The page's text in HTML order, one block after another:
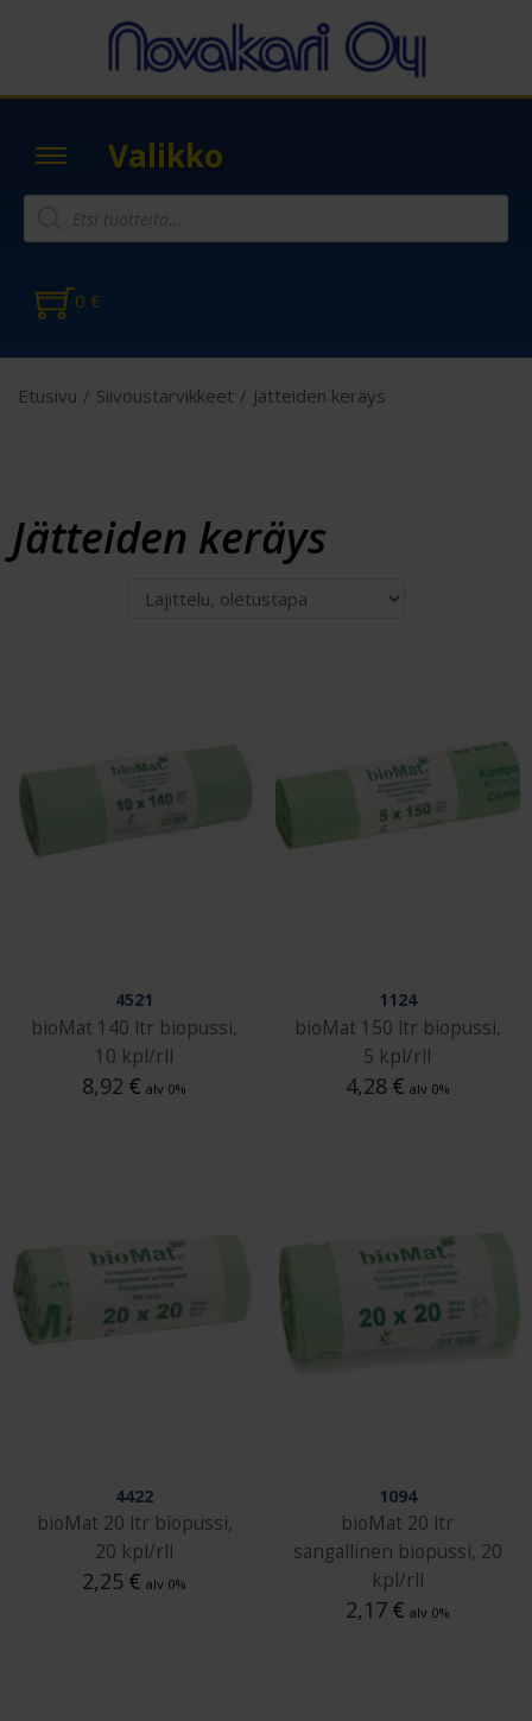
Valikko
0 €
Etusivu / Siivoustarvikkeet / Jätteiden keräys
Jätteiden keräys
4521
bioMat 140 ltr biopussi,
10 kpl/rll
8,92 € alv 0%
1124
bioMat 150 ltr biopussi,
5 kpl/rll
4,28 € alv 0%
4422
bioMat 20 ltr biopussi,
20 kpl/rll
2,25 € alv 0%
1094
bioMat 20 ltr
sangallinen biopussi, 20
kpl/rll
2,17 € alv 0%